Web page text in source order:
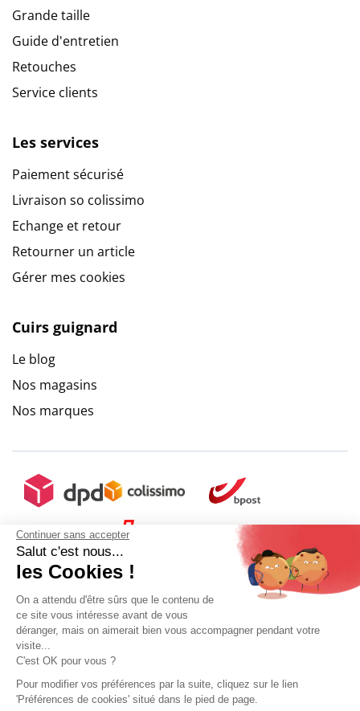
Continuer sans accepter
Salut c'est nous...
les Cookies !
On a attendu d'être sûrs que le contenu de
ce site vous intéresse avant de vous
déranger, mais on aimerait bien vous accompagner pendant votre
visite...
C'est OK pour vous ?
Pour modifier vos préférences par la suite, cliquez sur le lien
'Préférences de cookies' situé dans le pied de page.
Grande taille
Guide d'entretien
Retouches
Service clients
Les services
Paiement sécurisé
Livraison so colissimo
Echange et retour
Retourner un article
Gérer mes cookies
Cuirs guignard
Le blog
Nos magasins
Nos marques